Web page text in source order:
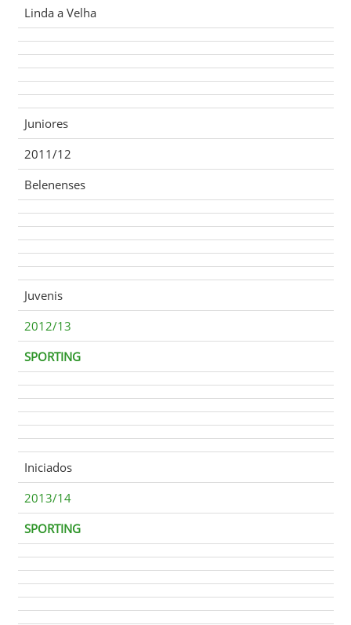
Linda a Velha
Juniores
2011/12
Belenenses
Juvenis
2012/13
SPORTING
Iniciados
2013/14
SPORTING